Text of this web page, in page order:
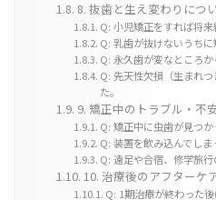
8. 抜歯と生え変わりにつ
Q: 小児矯正をすれば将
Q: 乳歯が抜けないうち
Q: 永久歯が変なところか
Q: 先天性欠損（生まれ
た。
9. 矯正中のトラブル・不
Q: 矯正中に虫歯が見つか
Q: 装置を飲み込んでしま
Q: 遠足や合宿、修学旅
10. 治療後のアフターケ
Q: 1期治療が終わった